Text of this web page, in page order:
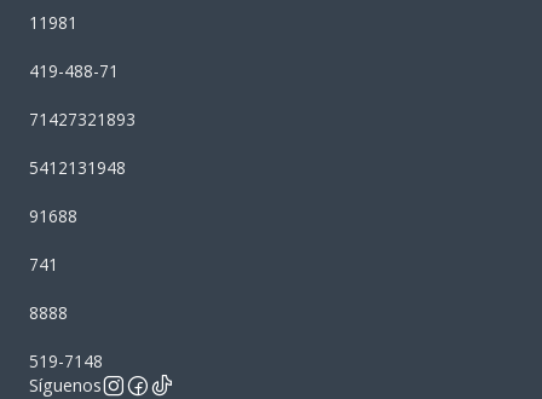
11981
419-488-71
71427321893
5412131948
91688
741
8888
519-7148
Síguenos